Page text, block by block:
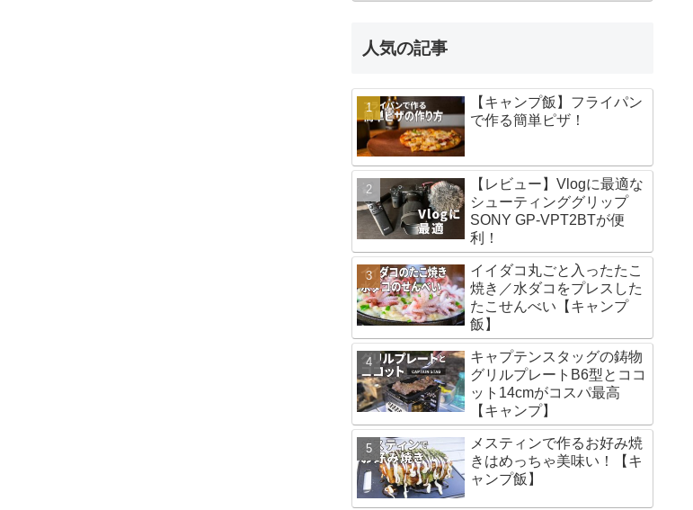
人気の記事
【キャンプ飯】フライパン
で作る簡単ピザ！
【レビュー】Vlogに最適な
シューティンググリップ
SONY GP-VPT2BTが便
利！
イイダコ丸ごと入ったたこ
焼き／水ダコをプレスした
たこせんべい【キャンプ
飯】
キャプテンスタッグの鋳物
グリルプレートB6型とココ
ット14cmがコスパ最高
【キャンプ】
メスティンで作るお好み焼
きはめっちゃ美味い！【キ
ャンプ飯】